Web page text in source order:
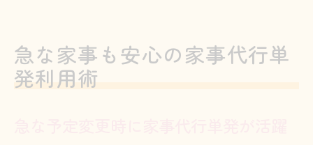
急な家事も安心の家事代行単
発利用術